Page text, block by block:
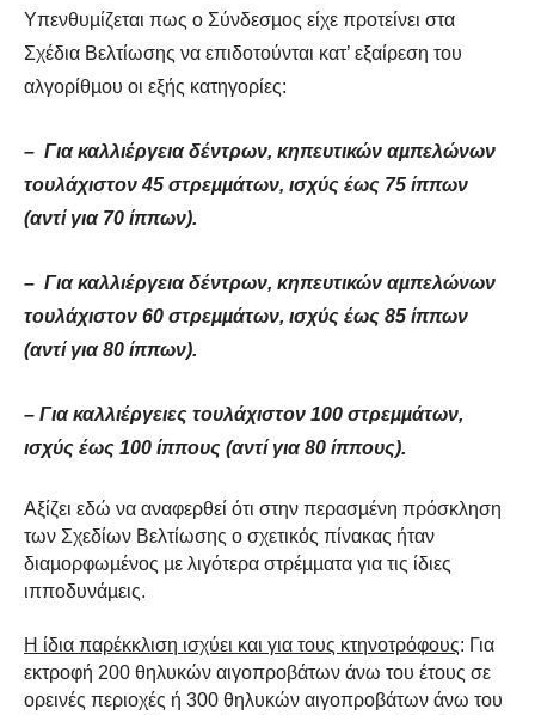
Υπενθυµίζεται πως ο Σύνδεσµος είχε προτείνει στα
Σχέδια Βελτίωσης να επιδοτούνται κατ’ εξαίρεση του
αλγορίθµου οι εξής κατηγορίες:
– Για καλλιέργεια δέντρων, κηπευτικών αµπελώνων
τουλάχιστον 45 στρεµµάτων, ισχύς έως 75 ίππων
(αντί για 70 ίππων).
– Για καλλιέργεια δέντρων, κηπευτικών αµπελώνων
τουλάχιστον 60 στρεµµάτων, ισχύς έως 85 ίππων
(αντί για 80 ίππων).
– Για καλλιέργειες τουλάχιστον 100 στρεµµάτων,
ισχύς έως 100 ίππους (αντί για 80 ίππους).
Αξίζει εδώ να αναφερθεί ότι στην περασµένη πρόσκληση
των Σχεδίων Βελτίωσης ο σχετικός πίνακας ήταν
διαµορφωµένος µε λιγότερα στρέµµατα για τις ίδιες
ιπποδυνάµεις.
Η ίδια παρέκκλιση ισχύει και για τους κτηνοτρόφους: Για
εκτροφή 200 θηλυκών αιγοπροβάτων άνω του έτους σε
ορεινές περιοχές ή 300 θηλυκών αιγοπροβάτων άνω του